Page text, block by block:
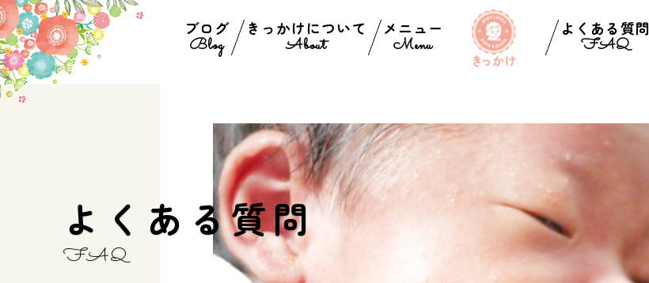
ブログ
Blog
きっかけについて
About
メニュー
Menu
よくある質問
FAQ
よ く あ る質問
FAQ